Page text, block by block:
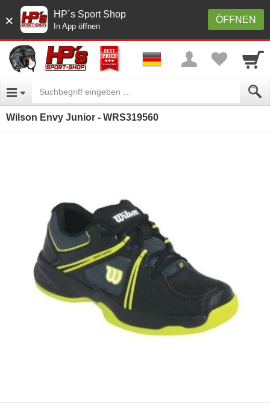
× ÖFFNEN
HP´s Sport Shop
In App öffnen
Wilson Envy Junior - WRS319560